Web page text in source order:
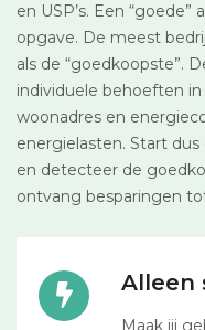
en USP’s. Een
opgave. De meest
als de “goedkoopste”.
individuele behoeften
woonadres en
energielasten. Start
en detecteer de
ontvang besparingen
Alleen
Maak jij